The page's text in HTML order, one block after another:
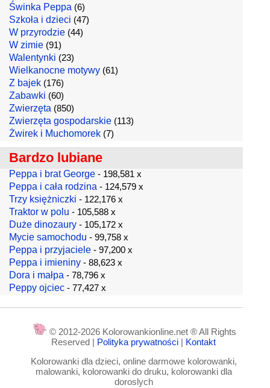
Świnka Peppa (6)
Szkoła i dzieci (47)
W przyrodzie (44)
W zimie (91)
Walentynki (23)
Wielkanocne motywy (61)
Z bajek (176)
Zabawki (60)
Zwierzęta (850)
Zwierzęta gospodarskie (113)
Żwirek i Muchomorek (7)
Bardzo lubiane
Peppa i brat George - 198,581 x
Peppa i cała rodzina - 124,579 x
Trzy księżniczki - 122,176 x
Traktor w polu - 105,588 x
Duże dinozaury - 105,172 x
Mycie samochodu - 99,758 x
Peppa i przyjaciele - 97,200 x
Peppa i imieniny - 88,623 x
Dora i małpa - 78,796 x
Peppy ojciec - 77,427 x
© 2012-2026 Kolorowankionline.net ® All Rights
Reserved | Polityka prywatności | Kontakt
Kolorowanki dla dzieci, online darmowe kolorowanki,
malowanki, kolorowanki do druku, kolorowanki dla
doroslych